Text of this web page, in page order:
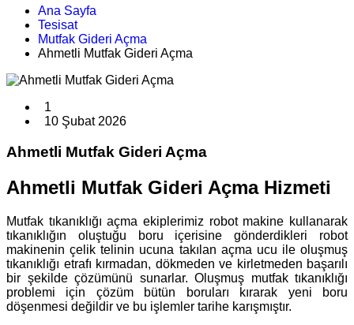
Ana Sayfa
Tesisat
Mutfak Gideri Açma
Ahmetli Mutfak Gideri Açma
1
10 Şubat 2026
Ahmetli Mutfak Gideri Açma
Ahmetli Mutfak Gideri Açma Hizmeti
Mutfak tıkanıklığı açma ekiplerimiz robot makine kullanarak
tıkanıklığın oluştuğu boru içerisine gönderdikleri robot
makinenin çelik telinin ucuna takılan açma ucu ile oluşmuş
tıkanıklığı etrafı kırmadan, dökmeden ve kirletmeden başarılı
bir şekilde çözümünü sunarlar. Oluşmuş mutfak tıkanıklığı
problemi için çözüm bütün boruları kırarak yeni boru
döşenmesi değildir ve bu işlemler tarihe karışmıştır.